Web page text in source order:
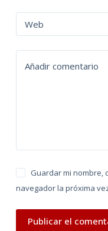
Web
Añadir comentario
Guardar mi nombre,
navegador la próxima
Publicar el
a
t